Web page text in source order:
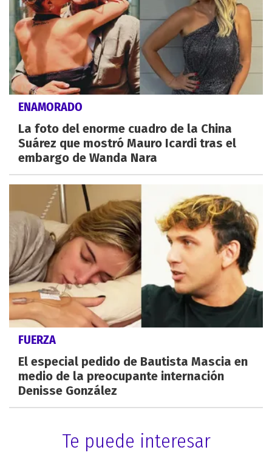
ENAMORADO
La foto del enorme cuadro de la China
Suárez que mostró Mauro Icardi tras el
embargo de Wanda Nara
FUERZA
El especial pedido de Bautista Mascia en
medio de la preocupante internación
Denisse González
Te puede interesar